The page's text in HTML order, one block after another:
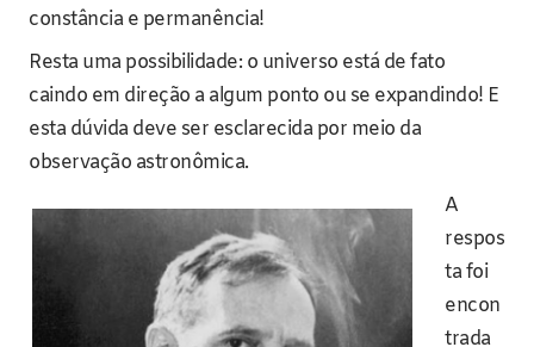
constância e permanência!
Resta uma possibilidade: o universo está de fato
caindo em direção a algum ponto ou se expandindo! E
esta dúvida deve ser esclarecida por meio da
observação astronômica.
A
respos
ta foi
encon
trada